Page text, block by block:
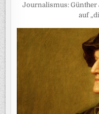
Journalismus: Günther
auf